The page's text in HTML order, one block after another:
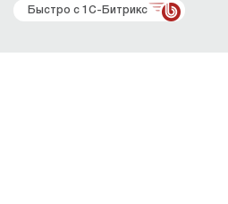
Быстро с 1С-Битрикс